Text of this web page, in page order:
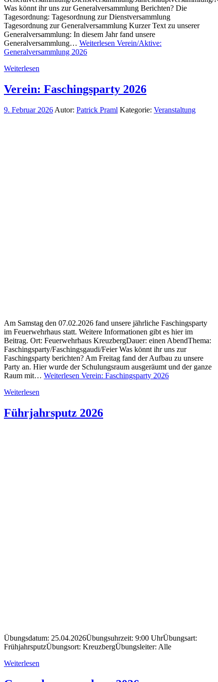
Was könnt ihr uns zur Generalversammlung Berichten? Die
Tagesordnung: Tagesordnung zur Dienstversammlung
Tagesordnung zur Generalversammlung Kurzer Text zu unserer
Generalversammlung: In diesem Jahr fand unsere
Generalversammlung… Weiterlesen Verein/Aktive:
Generalversammlung 2026
Weiterlesen
Verein: Faschingsparty 2026
9. Februar 2026 Autor: Patrick Praml Kategorie: Veranstaltung
Am Samstag den 07.02.2026 fand unsere jährliche Faschingsparty
im Feuerwehrhaus statt. Weitere Informationen gibt es hier im
Beitrag. Ort: Feuerwehrhaus KreuzbergDauer: einen AbendThema:
Faschingsparty/Faschingsgaudi/Feier Was könnt ihr uns zur
Faschingsparty berichten? Am Freitag fand der Aufbau zu unsere
Party an. Hier wurde der Schulungsraum ausgeräumt und der ganze
Raum mit… Weiterlesen Verein: Faschingsparty 2026
Weiterlesen
Führjahrsputz 2026
Übungsdatum: 25.04.2026Übungsuhrzeit: 9:00 UhrÜbungsart:
FrühjahrsputzÜbungsort: KreuzbergÜbungsleiter: Alle
Weiterlesen